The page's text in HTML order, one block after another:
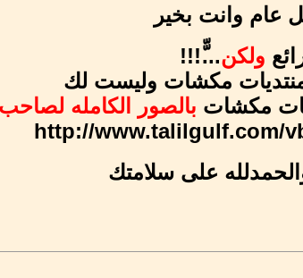
عام وانت بخير
ولكن...ّّ!!!
مكشات وليست لك
مكشات بالصور الكامله
http://www.talilgulf.com/
على سلامتك